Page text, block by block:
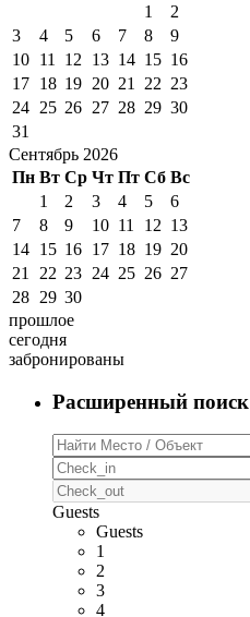
1
2
3
4 5 6 7 8
9
10 11 12 13 14 15 16
17 18 19 20 21 22 23
24 25 26 27 28 29 30
31
Сентябрь 2026
Пн Вт Ср Чт Пт Сб Вс
1
2 3 4 5
6
7
8 9 10 11 12 13
14 15 16 17 18 19 20
21
22 23 24 25 26 27
28 29 30
прошлое
сегодня
забронированы
Расширенный поиск
Guests
Guests
1
2
3
4